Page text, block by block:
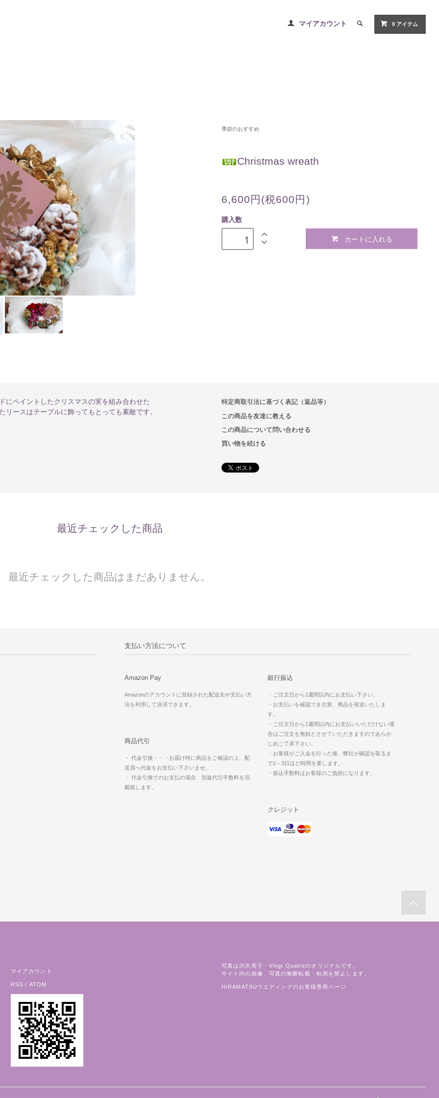
マイアカウント 0 アイテム
季節のおすすめ
Christmas wreath
6,600円(税600円)
購入数
カートに入れる
にペイントしたクリスマスの実を組み合わせた
ースはテーブルに飾ってもとっても素敵です。
特定商取引法に基づく表記（返品等）
この商品を友達に教える
この商品について問い合わせる
買い物を続ける
最近チェックした商品
最近チェックした商品はまだありません。
支払い方法について
Amazon Pay
Amazonのアカウントに登録された配送先や支払い方
法を利用して決済できます。
銀行振込
・ご注文日から1週間以内にお支払い下さい。
・お支払いを確認でき次第、商品を発送いたしま
す。
・ご注文日から1週間以内にお支払いいただけない場
合はご注文を無効とさせていただきますのであらか
じめご了承下さい。
・お客様がご入金を行った後、弊社が確認を取るま
で2～3日ほど時間を要します。
・振込手数料はお客様のご負担になります。
商品代引
・ 代金引換・・・お届け時に商品をご確認の上、配
送員へ代金をお支払い下さいませ。
・ 代金引換でのお支払の場合、別途代引手数料を頂
戴致します。
クレジット
マイアカウント
RSS / ATOM
写真は渋沢英子・Vingt Quatreのオリジナルです。
サイト内の画像、写真の無断転載・転用を禁止します。
HIRAMATSUウエディングのお客様専用ページ